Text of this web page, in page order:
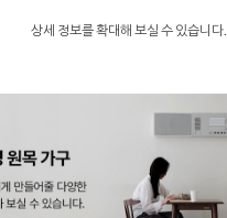
상세 정보를 확대해 보실 수 있습니다.